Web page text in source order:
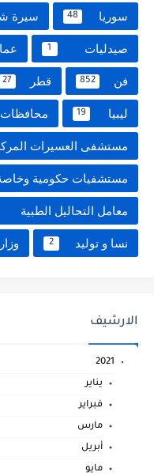
سوريا 48 سيرة
صيدليات 1
فن 852 قطر 27
ليبيا 19 محافظات
مستشفى العسيرات
مستشفيات حكومية
معامل التحاليل الطبية
نسا و توليد 2
الارشيف
2021
يناير
فبراير
مارس
أبريل
مايو